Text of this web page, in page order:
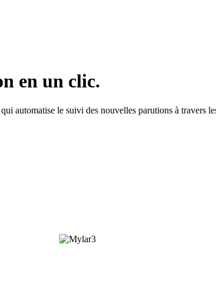
en un clic.
automatise le suivi des nouvelles parutions à travers